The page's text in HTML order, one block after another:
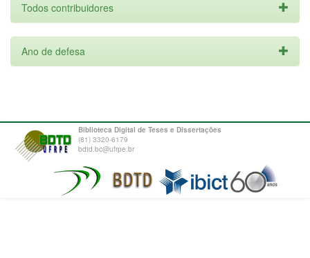
Todos contribuidores
Ano de defesa
Biblioteca Digital de Teses e Dissertações
(81) 3320-6179
bdtd.bc@ufrpe.br